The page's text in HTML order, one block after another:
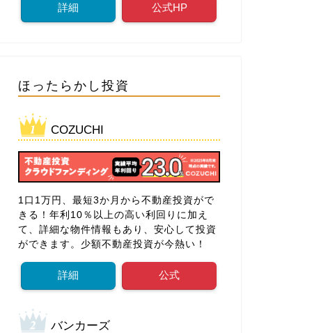
詳細 公式HP
ほったらかし投資
COZUCHI
1口1万円、最短3か月から不動産投資がで
きる！年利10％以上の高い利回りに加え
て、詳細な物件情報もあり、安心して投資
ができます。少額不動産投資が今熱い！
詳細 公式
バンカーズ